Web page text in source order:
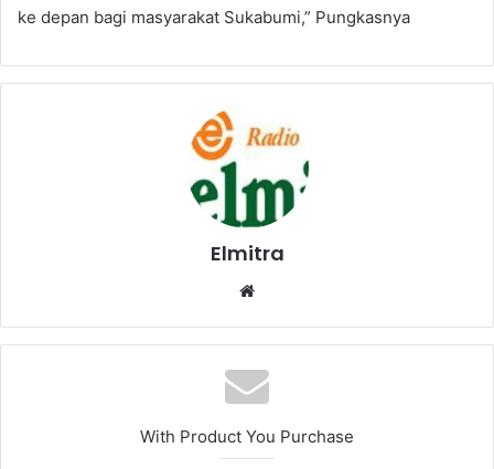
ke depan bagi masyarakat Sukabumi,” Pungkasnya
Elmitra
Website
With Product You Purchase